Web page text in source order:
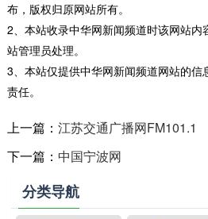
布，版权归原网站所有。
2、本站收录中华网新闻频道时该网站内
站管理员处理。
3、本站仅提供中华网新闻频道网站的
责任。
上一篇： 江苏交通广播网FM101.1
下一篇： 中国宁波网
分类导航